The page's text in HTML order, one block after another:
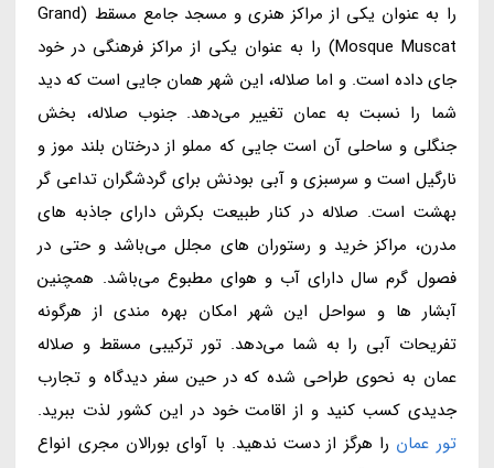
را به عنوان یکی از مراکز هنری و مسجد جامع مسقط (Grand
Mosque Muscat) را به عنوان یکی از مراکز فرهنگی در خود
جای داده است. و اما صلاله، این شهر همان جایی است که دید
شما را نسبت به عمان تغییر می‌دهد. جنوب صلاله، بخش
جنگلی و ساحلی آن است جایی که مملو از درختان بلند موز و
نارگیل است و سرسبزی و آبی بودنش برای گردشگران تداعی گر
بهشت است. صلاله در کنار طبیعت بکرش دارای جاذبه های
مدرن، مراکز خرید و رستوران های مجلل می‌باشد و حتی در
فصول گرم سال دارای آب و هوای مطبوع می‌باشد. همچنین
آبشار ها و سواحل این شهر امکان بهره مندی از هرگونه
تفریحات آبی را به شما می‌دهد. تور ترکیبی مسقط و صلاله
عمان به نحوی طراحی شده که در حین سفر دیدگاه و تجارب
جدیدی کسب کنید و از اقامت خود در این کشور لذت ببرید.
تور عمان را هرگز از دست ندهید. با آوای بورالان مجری انواع